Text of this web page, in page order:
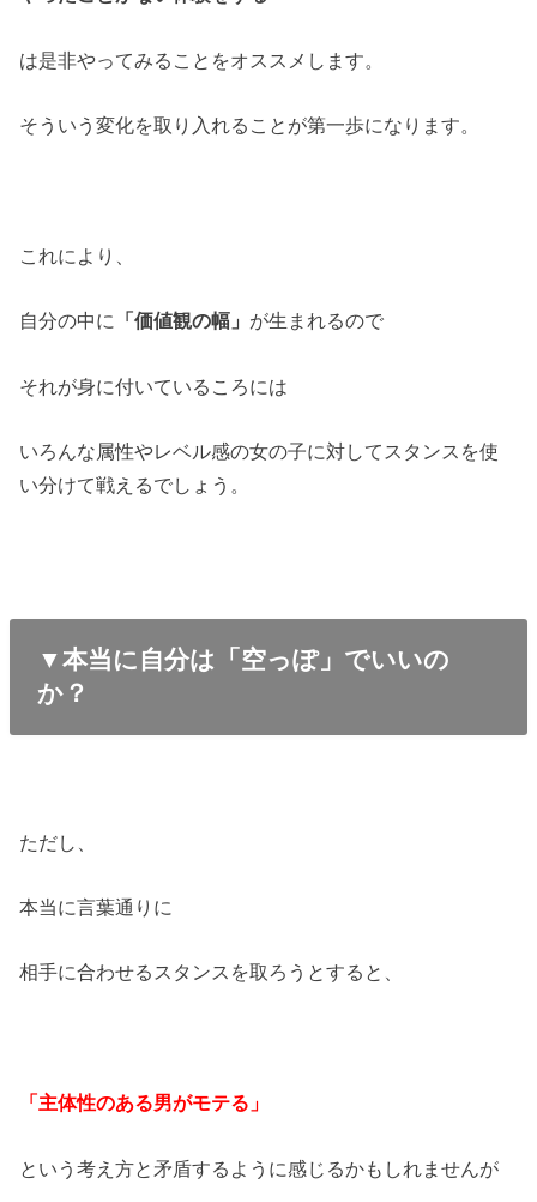
は是非やってみることをオススメします。
そういう変化を取り入れることが第一歩になります。
これにより、
自分の中に 「価値観の幅」 が生まれるので
それが身に付いているころには
いろんな属性やレベル感の女の子に対してスタンスを使
い分けて戦えるでしょう。
▼本当に自分は「空っぽ」でいいの
か？
ただし、
本当に言葉通りに
相手に合わせるスタンスを取ろうとすると、
「主体性のある男がモテる」
という考え方と矛盾するように感じるかもしれませんが